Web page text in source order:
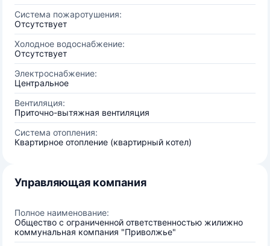
Система пожаротушения:
Отсутствует
Холодное водоснабжение:
Отсутствует
Электроснабжение:
Центральное
Вентиляция:
Приточно-вытяжная вентиляция
Система отопления:
Квартирное отопление (квартирный котел)
Управляющая компания
Полное наименование:
Общество с ограниченной ответственностью жилижно
коммунальная компания "Приволжье"